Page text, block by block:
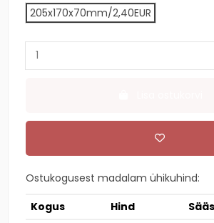
205x170x70mm/2,40EUR
Ostukogusest madalam ühikuhind:
Kogus
Hind